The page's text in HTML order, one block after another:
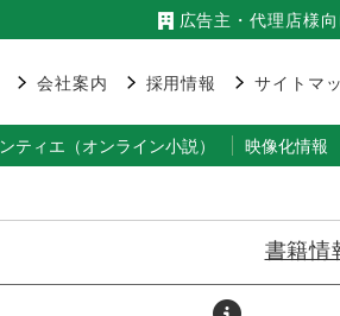
広告主・代理店様向
会社案内 採用情報 サイトマ
ティエ（オンライン小説） 映像化情報
書籍情